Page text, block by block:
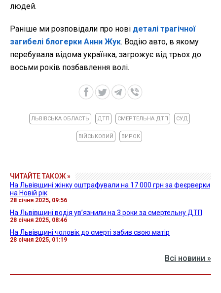
людей.
Раніше ми розповідали про нові деталі трагічної
загибелі блогерки Анни Жук. Водію авто, в якому
перебувала відома українка, загрожує від трьох до
восьми років позбавлення волі.
ЛЬВІВСЬКА ОБЛАСТЬ ДТП СМЕРТЕЛЬНА ДТП СУД
ВІЙСЬКОВИЙ ВИРОК
ЧИТАЙТЕ ТАКОЖ »
На Львівщині жінку оштрафували на 17 000 грн за феєрверки
на Новій рік
28 січня 2025, 09:56
На Львівщині водія ув’язнили на 3 роки за смертельну ДТП
28 січня 2025, 08:46
На Львівщині чоловік до смерті забив свою матір
28 січня 2025, 01:19
Всі новини »